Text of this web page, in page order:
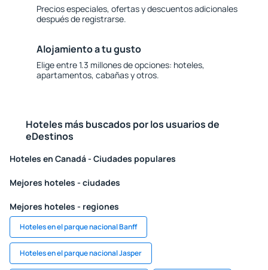
Precios especiales, ofertas y descuentos adicionales
después de registrarse.
Alojamiento a tu gusto
Elige entre 1.3 millones de opciones: hoteles,
apartamentos, cabañas y otros.
Hoteles más buscados por los usuarios de
eDestinos
Hoteles en Canadá - Ciudades populares
Mejores hoteles - ciudades
Mejores hoteles - regiones
Hoteles en el parque nacional Banff
Hoteles en el parque nacional Jasper